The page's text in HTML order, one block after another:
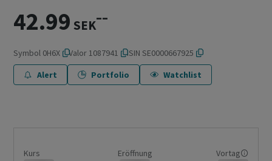
42.99 SEK––
Symbol 0H6X Valor 1087941 ISIN SE0000667925
Alert
Portfolio Watchlist
Kurs Eröffnung Vortag